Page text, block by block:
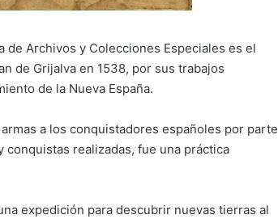
de Archivos y Colecciones Especiales es el
de Grijalva en 1538, por sus trabajos
de la Nueva España.
a los conquistadores españoles por parte
realizadas, fue una práctica
expedición para descubrir nuevas tierras al